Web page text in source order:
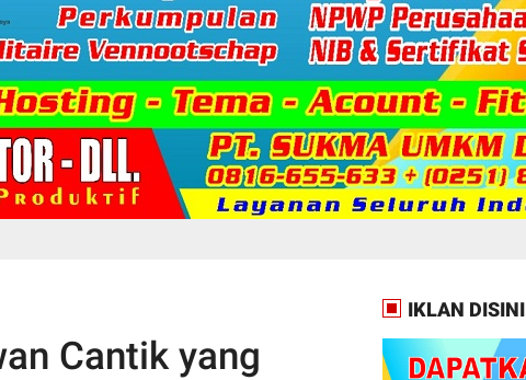
Cantik yang
IKLAN DISINI